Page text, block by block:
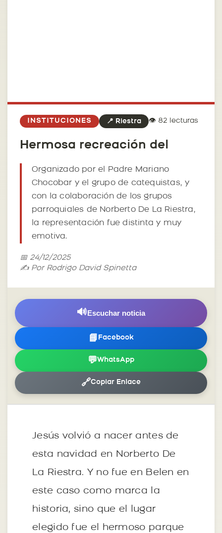
INSTITUCIONES 📍 Riestra 👁️ 82 lecturas
Hermosa recreación del
Organizado por el Padre Mariano
Chocobar y el grupo de catequistas, y
con la colaboración de los grupos
parroquiales de Norberto De La Riestra,
la representación fue distinta y muy
emotiva.
📅 24/12/2025
✍️ Por Rodrigo David Spinetta
🔊Escuchar noticia
📘 Facebook
💬WhatsApp
🔗Copiar Enlace
Jesús volvió a nacer antes de
esta navidad en Norberto De
La Riestra. Y no fue en Belen en
este caso como marca la
historia, sino que el lugar
elegido fue el hermoso parque